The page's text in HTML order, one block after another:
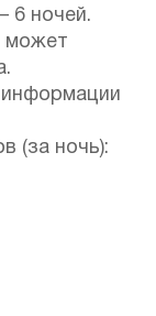
6 ночей.
может
(за ночь):